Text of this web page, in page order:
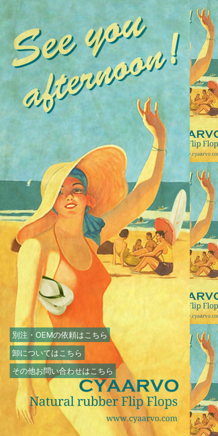
別注・OEMの依頼はこちら
卸についてはこちら
その他お問い合わせはこちら